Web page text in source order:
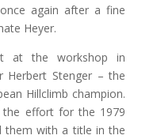
again after a fine
Heyer.
at the workshop in
Herbert Stenger – the
Hillclimb champion.
the effort for the 1979
them with a title in the